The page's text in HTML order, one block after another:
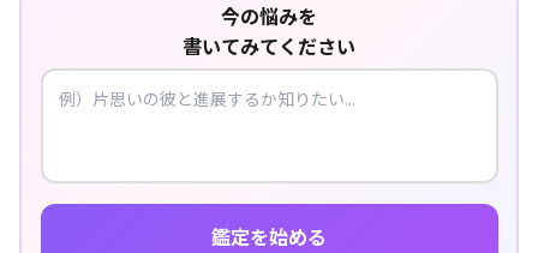
今の悩みを
書いてみてください
鑑定を始める